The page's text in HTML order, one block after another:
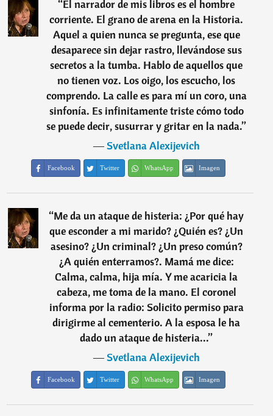
“El narrador de mis libros es el hombre
corriente. El grano de arena en la Historia.
Aquel a quien nunca se pregunta, ese que
desaparece sin dejar rastro, llevándose sus
secretos a la tumba. Hablo de aquellos que
no tienen voz. Los oigo, los escucho, los
comprendo. La calle es para mí un coro, una
sinfonía. Es infinitamente triste cómo todo
se puede decir, susurrar y gritar en la nada.”
―Svetlana Alexijevich
Facebook Twitter WhatsApp Imagen
“Me da un ataque de histeria: ¿Por qué hay
que esconder a mi marido? ¿Quién es? ¿Un
asesino? ¿Un criminal? ¿Un preso común?
¿A quién enterramos?. Mamá me dice:
Calma, calma, hija mía. Y me acaricia la
cabeza, me toma de la mano. El coronel
informa por la radio: Solicito permiso para
dirigirme al cementerio. A la esposa le ha
dado un ataque de histeria...”
―Svetlana Alexijevich
Facebook Twitter WhatsApp Imagen